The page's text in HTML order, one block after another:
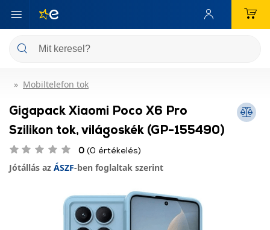
Mobiltelefon tok
Gigapack Xiaomi Poco X6 Pro
Szilikon tok, világoskék (GP-155490)
0 (0 értékelés)
Jótállás az ÁSZF-ben foglaltak szerint